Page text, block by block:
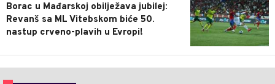
Borac u Mađarskoj obilježava jubilej:
Revanš sa ML Vitebskom biće 50.
nastup crveno-plavih u Evropi!